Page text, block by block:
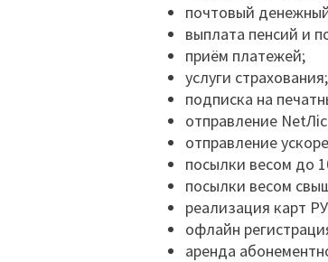
почтовый
выплата пенсий и
приём платежей;
услуги страхования;
подписка на
отправление
отправление
посылки весом до
посылки весом
реализация карт
офлайн
аренда